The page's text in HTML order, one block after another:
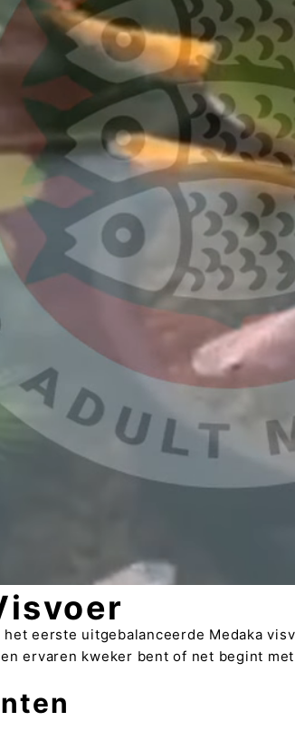
eerste uitgebalanceerde Medaka
ervaren kweker bent of net begint